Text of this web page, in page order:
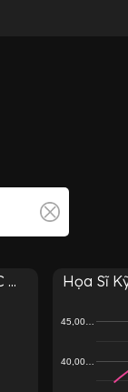
... Họa Sĩ
40,00…
45,00…